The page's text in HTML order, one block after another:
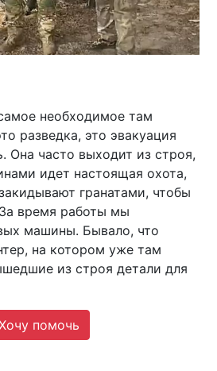
необходимое там
разведка, это эвакуация
Она часто выходит из строя,
идет настоящая охота,
гранатами, чтобы
время работы мы
машины. Бывало, что
на котором уже там
из строя детали для
помочь